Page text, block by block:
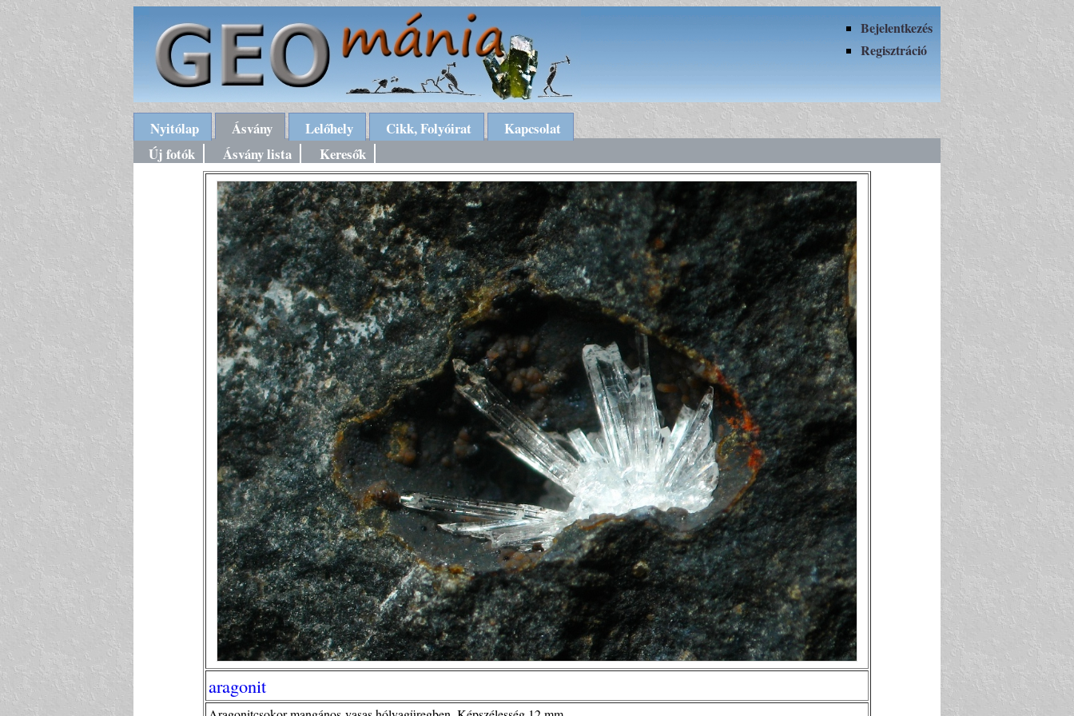
Bejelentkezés
Regisztráció
Nyitólap Ásvány Lelőhely Cikk, Folyóirat
Kapcsolat
Új fotók
Ásvány lista Keresők
aragonit